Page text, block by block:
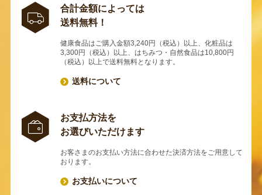
合計金額によっては
送料無料！
健康食品はご購入金額3,240円（税込）以上、化粧品は
3,300円（税込）以上、はちみつ・自然食品は10,800円
（税込）以上で送料無料となります。
送料について
お支払方法を
お選びいただけます
お客さまのお支払い方法に合わせた決済方法をご用意して
おります。
お支払いについて